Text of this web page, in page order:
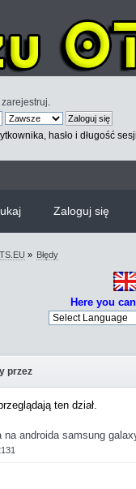
zarejestruj
hasło i długość
Zaloguj się
» Błędy
Here you
przez
ten dział.
na androida samsung